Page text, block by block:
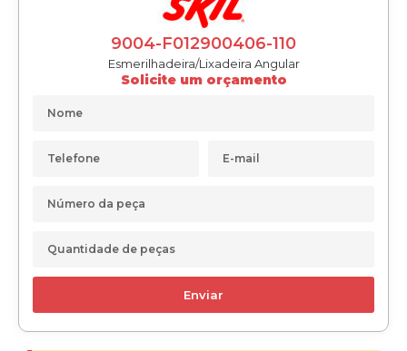
9004-F012900406-110
Esmerilhadeira/Lixadeira Angular
Solicite um orçamento
Enviar